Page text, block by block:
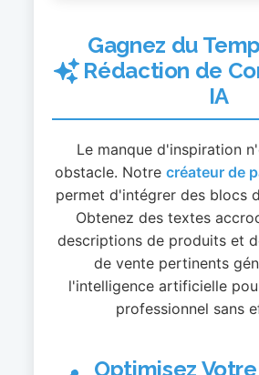
Gagnez du
Rédaction de
IA
Le manque d'inspiration
obstacle. Notre créateur de
permet d'intégrer des blocs
Obtenez des textes
descriptions de produits et
de vente pertinents
l'intelligence artificielle
professionnel sans
Optimisez